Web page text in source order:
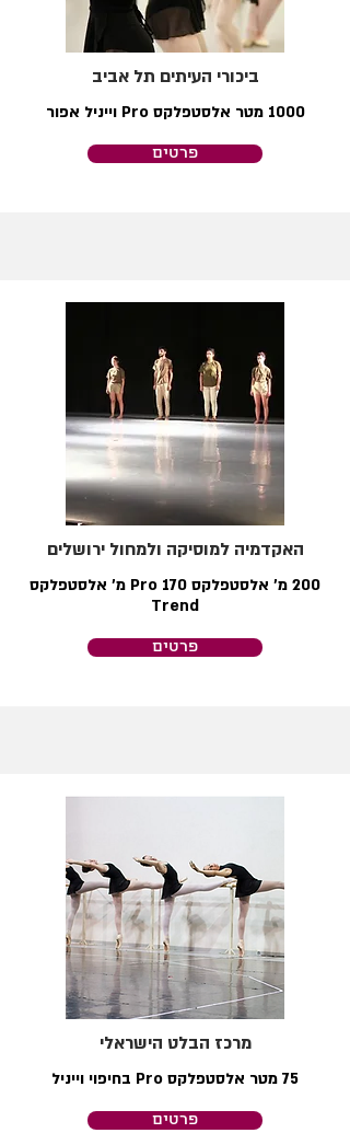
ביכורי העיתים תל אביב
1000 מטר אלסטפלקס Pro וייניל אפור
פרטים
האקדמיה למוסיקה ולמחול ירושלים
200 מ׳ אלסטפלקס Pro 170 מ׳ אלסטפלקס
Trend
פרטים
מרכז הבלט הישראלי
75 מטר אלסטפלקס Pro בחיפוי וייניל
פרטים